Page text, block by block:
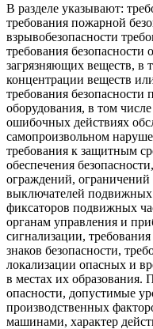
В разделе указывают:
требования пожарной
взрывобезопасности
требования безопасности
загрязняющих веществ, в
концентрации веществ
требования
оборудования, в том
ошибочных действиях
самопроизвольном
требования к защитным
обеспечения
ограждений,
выключателей
фиксаторов подвижных
органам управления и
сигнализации,
знаков безопасности,
локализации опасных и
в местах их образования.
опасности, допустимые
производственных
машинами, характер